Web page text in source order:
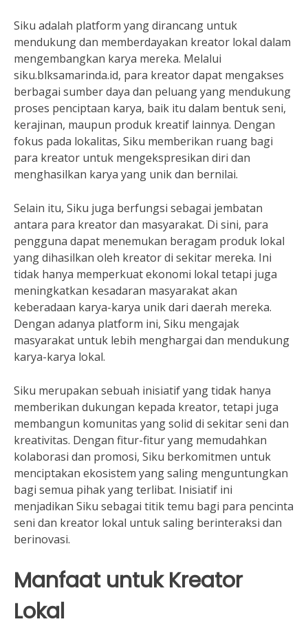
Siku adalah platform yang dirancang untuk
mendukung dan memberdayakan kreator lokal dalam
mengembangkan karya mereka. Melalui
siku.blksamarinda.id, para kreator dapat mengakses
berbagai sumber daya dan peluang yang mendukung
proses penciptaan karya, baik itu dalam bentuk seni,
kerajinan, maupun produk kreatif lainnya. Dengan
fokus pada lokalitas, Siku memberikan ruang bagi
para kreator untuk mengekspresikan diri dan
menghasilkan karya yang unik dan bernilai.
Selain itu, Siku juga berfungsi sebagai jembatan
antara para kreator dan masyarakat. Di sini, para
pengguna dapat menemukan beragam produk lokal
yang dihasilkan oleh kreator di sekitar mereka. Ini
tidak hanya memperkuat ekonomi lokal tetapi juga
meningkatkan kesadaran masyarakat akan
keberadaan karya-karya unik dari daerah mereka.
Dengan adanya platform ini, Siku mengajak
masyarakat untuk lebih menghargai dan mendukung
karya-karya lokal.
Siku merupakan sebuah inisiatif yang tidak hanya
memberikan dukungan kepada kreator, tetapi juga
membangun komunitas yang solid di sekitar seni dan
kreativitas. Dengan fitur-fitur yang memudahkan
kolaborasi dan promosi, Siku berkomitmen untuk
menciptakan ekosistem yang saling menguntungkan
bagi semua pihak yang terlibat. Inisiatif ini
menjadikan Siku sebagai titik temu bagi para pencinta
seni dan kreator lokal untuk saling berinteraksi dan
berinovasi.
Manfaat untuk Kreator
Lokal